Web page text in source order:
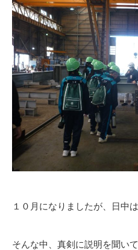
１０月になりましたが、日中
そんな中、真剣に説明を聞い